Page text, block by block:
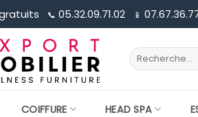
📞︎ 05.32.09.71.02 📱︎
Recherche
pour :
COIFFURE HEAD SPA